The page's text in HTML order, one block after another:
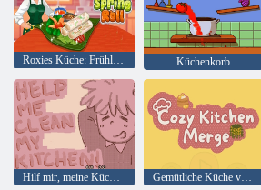
Roxies Küche: Frühlingsrolle Küchenkorb
Hilf mir, meine Küche zu reinigen Gemütliche Küche verschmelzen